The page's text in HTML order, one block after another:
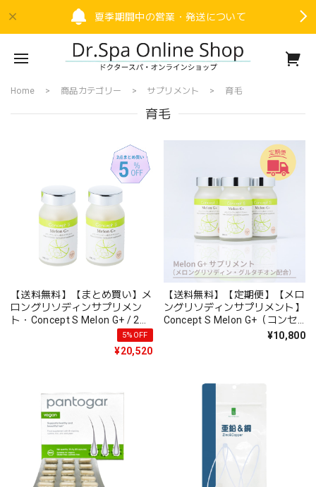
夏季期間中の営業・発送について
Home 商品カテゴリー サプリメント 育毛
育毛
【送料無料】【まとめ買い】メ
ロングリソディンサプリメン
ト・Concept S Melon G+ / 2個
5%OFF
¥20,520
【送料無料】【定期便】【メロ
ングリソディンサプリメント】
Concept S Melon G+（コンセ
¥10,800